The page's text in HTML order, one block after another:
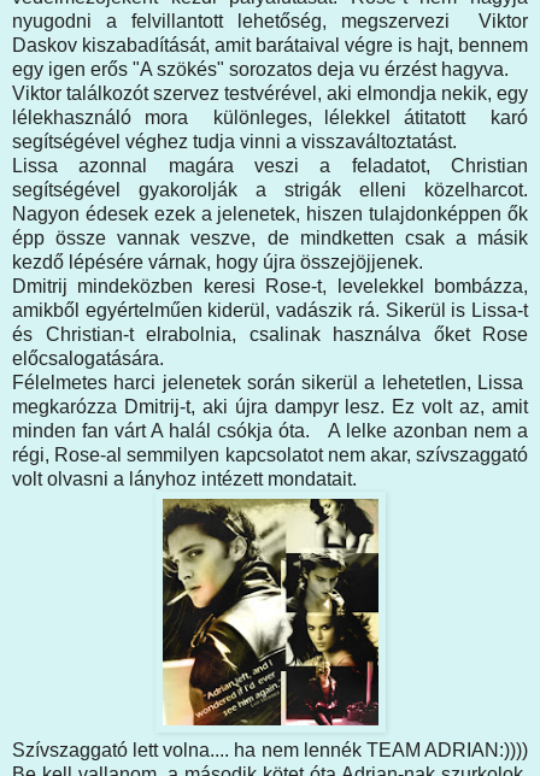
nyugodni a felvillantott lehetőség, megszervezi Viktor
Daskov kiszabadítását, amit barátaival végre is hajt, bennem
egy igen erős "A szökés" sorozatos deja vu érzést hagyva.
Viktor találkozót szervez testvérével, aki elmondja nekik, egy
lélekhasználó mora különleges, lélekkel átitatott karó
segítségével véghez tudja vinni a visszaváltoztatást.
Lissa azonnal magára veszi a feladatot, Christian
segítségével gyakorolják a strigák elleni közelharcot.
Nagyon édesek ezek a jelenetek, hiszen tulajdonképpen ők
épp össze vannak veszve, de mindketten csak a másik
kezdő lépésére várnak, hogy újra összejöjjenek.
Dmitrij mindeközben keresi Rose-t, levelekkel bombázza,
amikből egyértelműen kiderül, vadászik rá. Sikerül is Lissa-t
és Christian-t elrabolnia, csalinak használva őket Rose
előcsalogatására.
Félelmetes harci jelenetek során sikerül a lehetetlen, Lissa
megkarózza Dmitrij-t, aki újra dampyr lesz. Ez volt az, amit
minden fan várt A halál csókja óta. A lelke azonban nem a
régi, Rose-al semmilyen kapcsolatot nem akar, szívszaggató
volt olvasni a lányhoz intézett mondatait.
Szívszaggató lett volna.... ha nem lennék TEAM ADRIAN:))))